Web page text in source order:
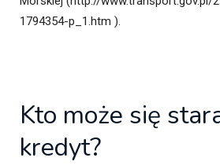
1794354-p_1.htm ).
Kto może się
kredyt?